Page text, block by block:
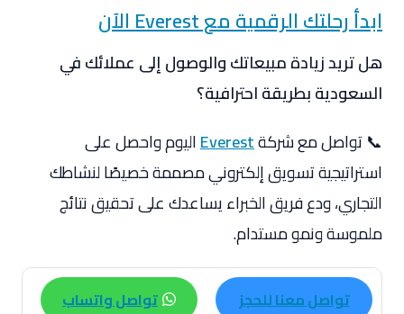
ابدأ رحلتك الرقمية مع Everest الآن
هل تريد زيادة مبيعاتك والوصول إلى عملائك في
السعودية بطريقة احترافية؟
📞 تواصل مع شركةEverestاليوم واحصل على
استراتيجية تسويق إلكتروني مصممة خصيصًا لنشاطك
التجاري، ودع فريق الخبراء يساعدك على تحقيق نتائج
ملموسة ونمو مستدام.
تواصل معنا للحجز تواصل واتساب